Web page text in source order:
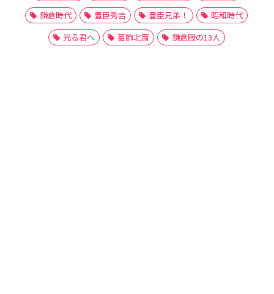
鎌倉時代
豊臣秀吉 豊臣兄弟！
昭和時代
光る君へ
葛飾北斎 鎌倉殿の13人